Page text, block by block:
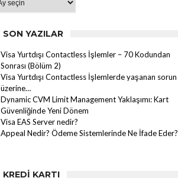
SON YAZILAR
Visa Yurtdışı Contactless İşlemler – 70 Kodundan
Sonrası (Bölüm 2)
Visa Yurtdışı Contactless İşlemlerde yaşanan sorun
üzerine…
Dynamic CVM Limit Management Yaklaşımı: Kart
Güvenliğinde Yeni Dönem
Visa EAS Server nedir?
Appeal Nedir? Ödeme Sistemlerinde Ne İfade Eder?
KREDI KARTI